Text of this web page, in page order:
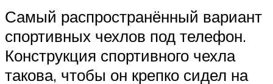
Самый распространённый вариант
спортивных чехлов под телефон.
Конструкция спортивного чехла
такова, чтобы он крепко сидел на